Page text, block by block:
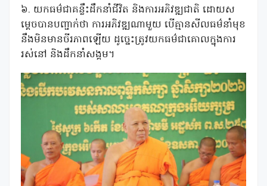
៦. យកធម៌ជាគន្លឹះដឹកនាំជីវិត និងការអភិវឌ្ឍជាតិ ដោយស
ម្តេចបានបញ្ជាក់ថា ការអភិវឌ្ឍណាមួយ បើគ្មានសីលធម៌នាំមុខ
នឹងមិនមានចីរភាពឡើយ ដូច្នេះត្រូវយកធម៌ជាគោលក្នុងការ
រស់នៅ និងដឹកនាំសង្គម។